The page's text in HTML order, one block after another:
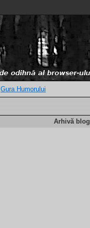
Gura Humorului
Arhivă blog